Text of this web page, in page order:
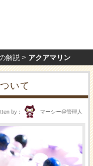
解説 アクアマリン
いて
by マーシー@管理人